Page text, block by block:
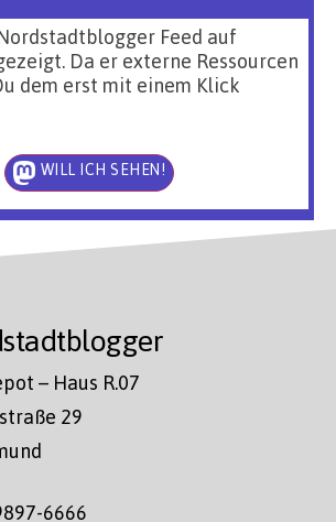
Feed auf
Da er externe Ressourcen
dem erst mit einem Klick
WILL ICH SEHEN!
– Haus R.07
29
6666